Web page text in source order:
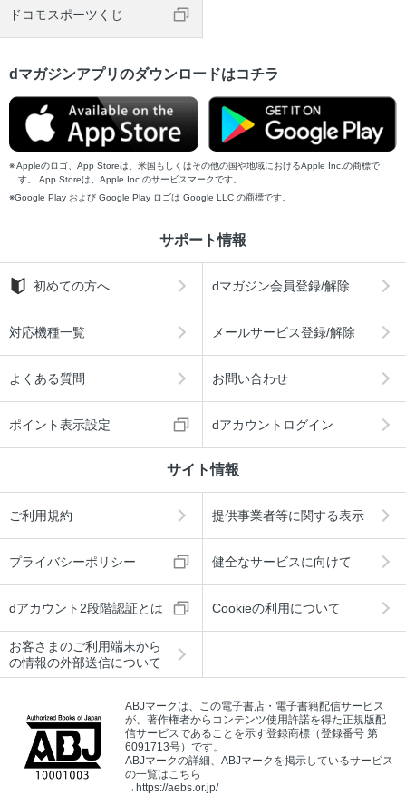
ドコモスポーツくじ
dマガジンアプリのダウンロードはコチラ
Appleのロゴ、App Storeは、米国もしくはその他の国や地域におけるApple Inc.の商標で
す。 App Storeは、Apple Inc.のサービスマークです。
Google Play および Google Play ロゴは Google LLC の商標です。
サポート情報
初めての方へ dマガジン会員登録/解除
対応機種一覧 メールサービス登録/解除
よくある質問 お問い合わせ
ポイント表示設定 dアカウントログイン
サイト情報
ご利用規約 提供事業者等に関する表示
プライバシーポリシー 健全なサービスに向けて
dアカウント2段階認証とは Cookieの利用について
お客さまのご利用端末から
の情報の外部送信について
ABJマークは、この電子書店・電子書籍配信サービス
が、著作権者からコンテンツ使用許諾を得た正規版配
信サービスであることを示す登録商標（登録番号 第
6091713号）です。
ABJマークの詳細、ABJマークを掲示しているサービス
の一覧はこちら
→ https://aebs.or.jp/